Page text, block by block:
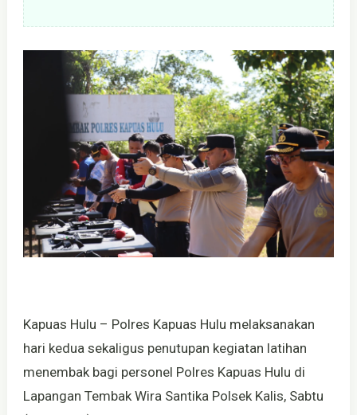
Kapuas Hulu – Polres Kapuas Hulu melaksanakan
hari kedua sekaligus penutupan kegiatan latihan
menembak bagi personel Polres Kapuas Hulu di
Lapangan Tembak Wira Santika Polsek Kalis, Sabtu